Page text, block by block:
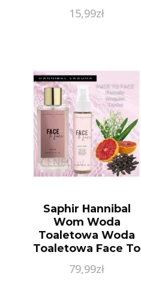
15,99zł
Saphir Hannibal
Wom Woda
Toaletowa Woda
Toaletowa Face To
Face, Zestaw 100
Ml + Mgiełka Do
79,99zł